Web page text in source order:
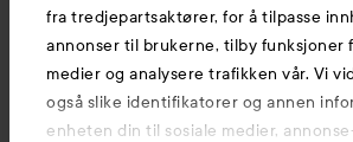
fra tredjepartsaktører, for å tilpasse
annonser til brukerne, tilby funksjoner
medier og analysere trafikken vår. Vi
også slike identifikatorer og annen
enheten din til sosiale medier,